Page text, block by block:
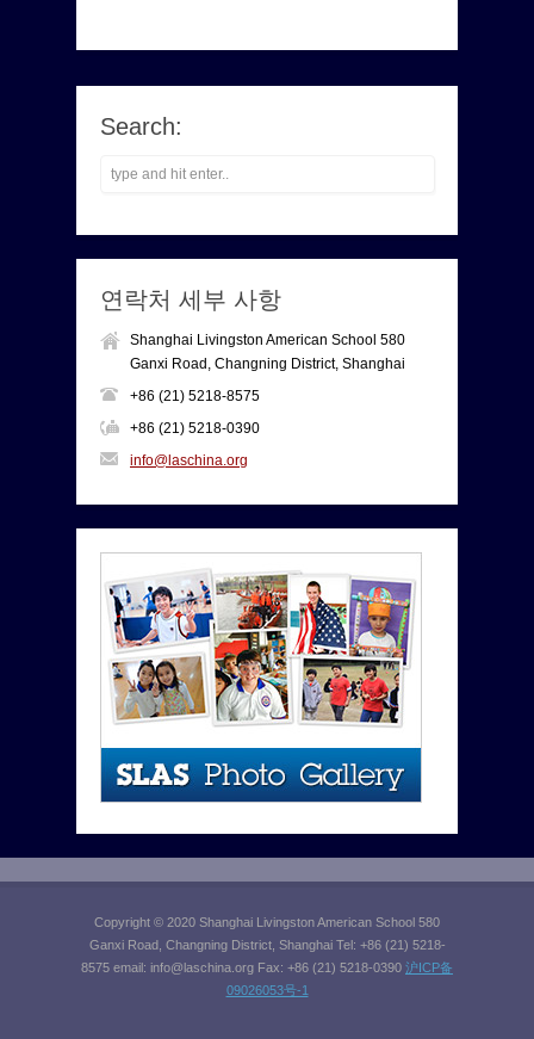
Search:
연락처 세부 사항
Shanghai Livingston American School 580
Ganxi Road, Changning District, Shanghai
+86 (21) 5218-8575
+86 (21) 5218-0390
info@laschina.org
Copyright © 2020 Shanghai Livingston American School 580
Ganxi Road, Changning District, Shanghai Tel: +86 (21) 5218-
8575 email: info@laschina.org Fax: +86 (21) 5218-0390 沪ICP备
09026053号-1